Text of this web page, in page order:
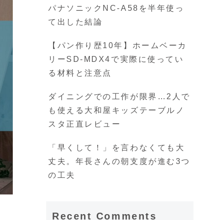
パナソニックNC-A58を半年使っ
て出した結論
【パン作り歴10年】ホームベーカ
リーSD-MDX4で実際に使ってい
る材料と注意点
ダイニングでの工作が限界…2人で
も使える大和屋キッズテーブルノ
スタ正直レビュー
「早くして！」を言わなくても大
丈夫。年長さんの朝支度が進む3つ
の工夫
Recent Comments